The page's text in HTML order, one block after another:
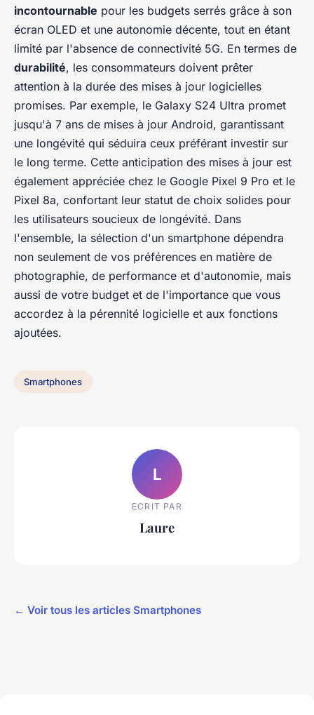
incontournable pour les budgets serrés grâce à son
écran OLED et une autonomie décente, tout en étant
limité par l'absence de connectivité 5G. En termes de
durabilité, les consommateurs doivent prêter
attention à la durée des mises à jour logicielles
promises. Par exemple, le Galaxy S24 Ultra promet
jusqu'à 7 ans de mises à jour Android, garantissant
une longévité qui séduira ceux préférant investir sur
le long terme. Cette anticipation des mises à jour est
également appréciée chez le Google Pixel 9 Pro et le
Pixel 8a, confortant leur statut de choix solides pour
les utilisateurs soucieux de longévité. Dans
l'ensemble, la sélection d'un smartphone dépendra
non seulement de vos préférences en matière de
photographie, de performance et d'autonomie, mais
aussi de votre budget et de l'importance que vous
accordez à la pérennité logicielle et aux fonctions
ajoutées.
Smartphones
L
ECRIT PAR
Laure
← Voir tous les articles Smartphones